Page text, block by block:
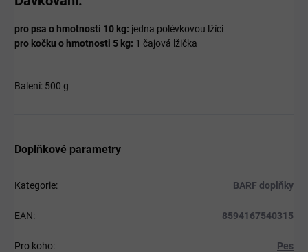
pro psa o hmotnosti 10 kg: jedna polévkovou lžíci
pro kočku o hmotnosti 5 kg: 1 čajová lžička
Balení: 500 g
Doplňkové parametry
Kategorie: BARF doplňky
EAN: 8594167540315
Pro koho: Pes